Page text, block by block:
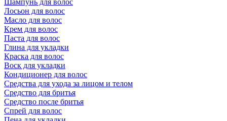
Шампунь для волос
Лосьон для волос
Масло для волос
Крем для волос
Паста для волос
Глина для укладки
Краска для волос
Воск для укладки
Кондиционер для волос
Средства для ухода за лицом и телом
Средство для бритья
Средство после бритья
Спрей для волос